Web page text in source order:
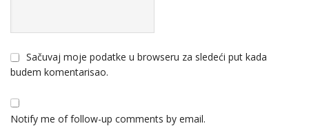
Sačuvaj moje podatke u browseru za sledeći put kada
budem komentarisao.
Notify me of follow-up comments by email.